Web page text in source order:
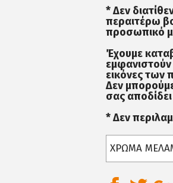
* Δεν
περαιτέρω
προσωπικό
Έχουμε
εικόνες των
Δεν
σας
* Δεν
ΧΡΩΜΑ